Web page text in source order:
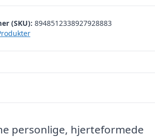
(SKU): 8948512338927928883
personlige, hjerteformede